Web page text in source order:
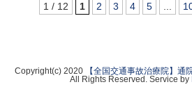
1 / 12 1 2 3 4 5 ...
Copyright(c) 2020
【全国交通事故治療院】
All Rights Reserved. Service by